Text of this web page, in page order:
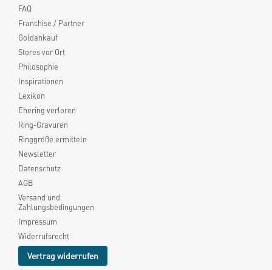
FAQ
Franchise / Partner
Goldankauf
Stores vor Ort
Philosophie
Inspirationen
Lexikon
Ehering verloren
Ring-Gravuren
Ringgröße ermitteln
Newsletter
Datenschutz
AGB
Versand und
Zahlungsbedingungen
Impressum
Widerrufsrecht
Vertrag widerrufen